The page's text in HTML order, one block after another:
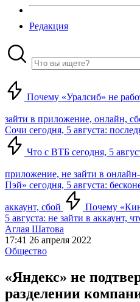
Редакция
Почему «Уралсиб» не
зайти в приложение, онлайн,
Сочи сегодня, 5 августа:
Что с ВТБ сегодня, 5
приложение, не зайти в
Пэй» сегодня, 5 августа:
аккаунт, сбой
Почему
5 августа: не зайти в аккаунт,
Аглая Шатова
17:41 26 апреля 2022
Общество
«Яндекс» не
разделении